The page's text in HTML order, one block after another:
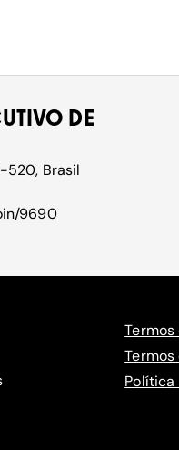
DE
520, Brasil
9690
Política